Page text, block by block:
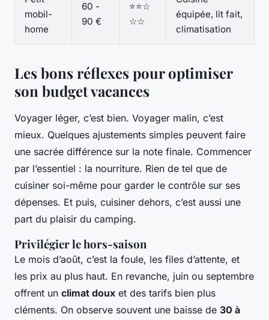
mobil-
home
60 -
90 €
⭐⭐☆
☆☆
équipée, lit fait,
climatisation
Les bons réflexes pour optimiser
son budget vacances
Voyager léger, c’est bien. Voyager malin, c’est
mieux. Quelques ajustements simples peuvent faire
une sacrée différence sur la note finale. Commencer
par l’essentiel : la nourriture. Rien de tel que de
cuisiner soi-même pour garder le contrôle sur ses
dépenses. Et puis, cuisiner dehors, c’est aussi une
part du plaisir du camping.
Privilégier le hors-saison
Le mois d’août, c’est la foule, les files d’attente, et
les prix au plus haut. En revanche, juin ou septembre
offrent un climat doux et des tarifs bien plus
cléments. On observe souvent une baisse de 30 à